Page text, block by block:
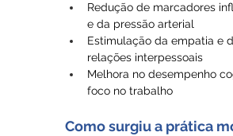
Redução de marcadores
e da pressão arterial
Estimulação da empatia e
relações interpessoais
Melhora no desempenho
foco no trabalho
Como surgiu a prática